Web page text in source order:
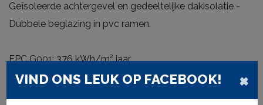
Geïsoleerde achtergevel en gedeeltelijke dakisolatie -
Dubbele beglazing in pvc ramen.
EPC G001: 376 kWh/m² jaar
EPC 0101: 399 kWh/m² jaar
×
VIND ONS LEUK OP FACEBOOK!